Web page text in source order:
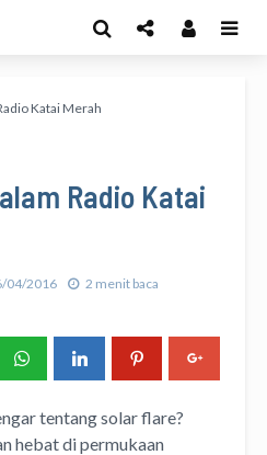
Katai Merah
Radio Katai
04/2016 2 menit baca
tentang solar flare?
hebat di permukaan